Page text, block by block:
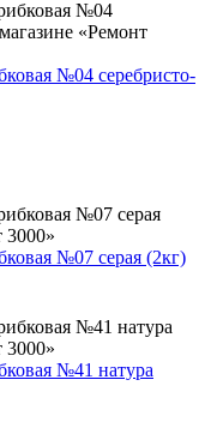
№04 серебристо-
№07 серая (2кг)
№41 натура